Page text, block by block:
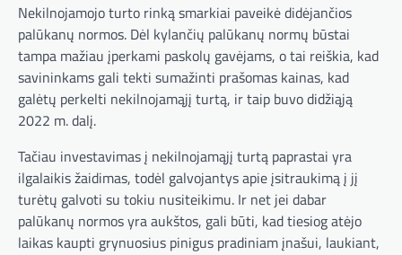
Nekilnojamojo turto rinką smarkiai paveikė didėjančios
palūkanų normos. Dėl kylančių palūkanų normų būstai
tampa mažiau įperkami paskolų gavėjams, o tai reiškia, kad
savininkams gali tekti sumažinti prašomas kainas, kad
galėtų perkelti nekilnojamąjį turtą, ir taip buvo didžiąją
2022 m. dalį.
Tačiau investavimas į nekilnojamąjį turtą paprastai yra
ilgalaikis žaidimas, todėl galvojantys apie įsitraukimą į jį
turėtų galvoti su tokiu nusiteikimu. Ir net jei dabar
palūkanų normos yra aukštos, gali būti, kad tiesiog atėjo
laikas kaupti grynuosius pinigus pradiniam įnašui, laukiant,